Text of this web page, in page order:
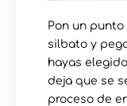
Pon un
silbato y
hayas
deja que se
proceso de